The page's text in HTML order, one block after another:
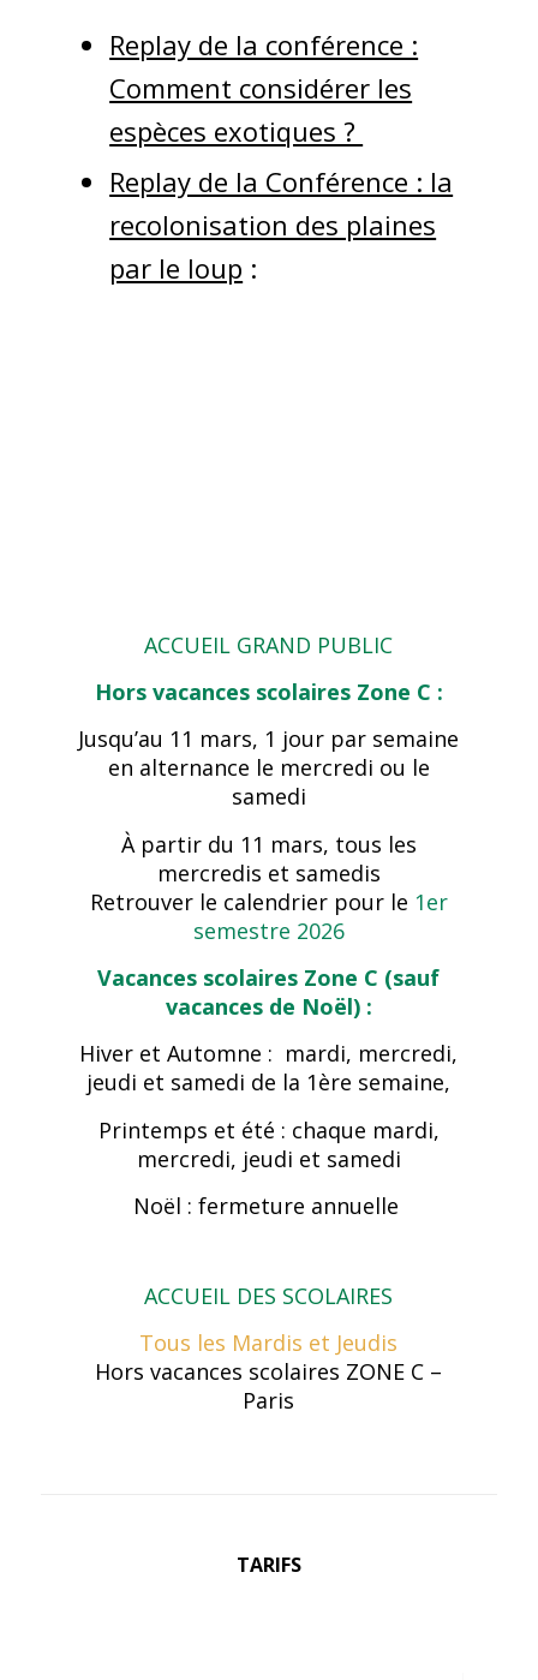
Replay de la conférence :
Comment considérer les
espèces exotiques ?
Replay de la Conférence : la
recolonisation des plaines
par le loup :
ACCUEIL GRAND PUBLIC
Hors vacances scolaires Zone C :
Jusqu’au 11 mars, 1 jour par semaine
en alternance le mercredi ou le
samedi
À partir du 11 mars, tous les
mercredis et samedis
Retrouver le calendrier pour le 1er
semestre 2026
Vacances scolaires Zone C (sauf
vacances de Noël) :
Hiver et Automne : mardi, mercredi,
jeudi et samedi de la 1ère semaine,
Printemps et été : chaque mardi,
mercredi, jeudi et samedi
Noël : fermeture annuelle
ACCUEIL DES SCOLAIRES
Tous les Mardis et Jeudis
Hors vacances scolaires ZONE C –
Paris
TARIFS